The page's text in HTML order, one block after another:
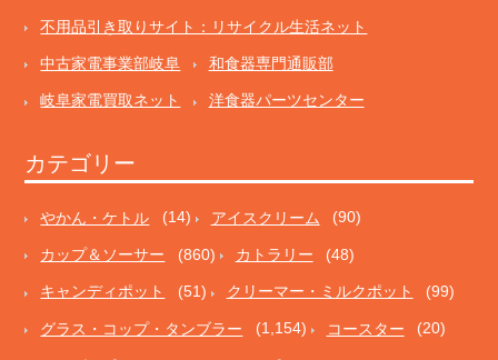
不用品引き取りサイト：リサイクル生活ネット
中古家電事業部岐阜 和食器専門通販部
岐阜家電買取ネット 洋食器パーツセンター
カテゴリー
やかん・ケトル (14) アイスクリーム (90)
カップ＆ソーサー (860) カトラリー (48)
キャンディポット (51) クリーマー・ミルクポット (99)
グラス・コップ・タンブラー (1,154) コースター (20)